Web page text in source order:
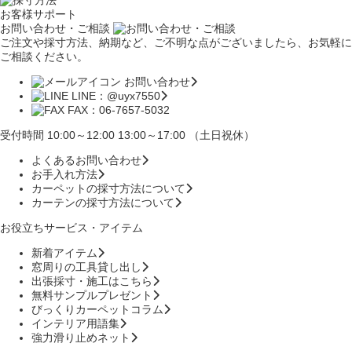
お客様サポート
お問い合わせ・ご相談
ご注文や採寸方法、納期など、ご不明な点がございましたら、お気軽に
ご相談ください。
お問い合わせ
LINE：@uyx7550
FAX：06-7657-5032
受付時間 10:00～12:00 13:00～17:00 （土日祝休）
よくあるお問い合わせ
お手入れ方法
カーペットの採寸方法について
カーテンの採寸方法について
お役立ちサービス・アイテム
新着アイテム
窓周りの工具貸し出し
出張採寸・施工はこちら
無料サンプルプレゼント
びっくりカーペットコラム
インテリア用語集
強力滑り止めネット